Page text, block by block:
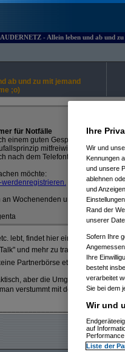
- Allein leben und ab und
ab und zu mit jemand
;o)
für Notfälle
einem guten Gespräch sind.
mitfreiwilligen
nach dem Telefontarifvertrag der
möchte:
an Wochenenden und Feiertagen)
lebt, findet hier einen
und mehr zu trainieren.
Partnerbörse etc.)
aber die Umgangssprache
verstummt mit der Zeit.
Ihre
Wir und
Kennungen
und unsere
ablehnen
und
Rand der
unserer
Sofern Ihre
Ihre
besteht
verarbeitet
Sie bei dem
Wir und
auf
Liste der